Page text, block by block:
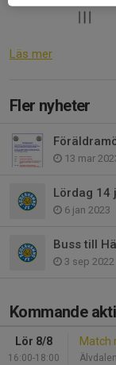
Läs mer
Fler nyheter
13 mar
Lördag
6 jan 2023
Buss till
3 sep 2022
Kommande
Lör 8/8
16:00-18:00
Match